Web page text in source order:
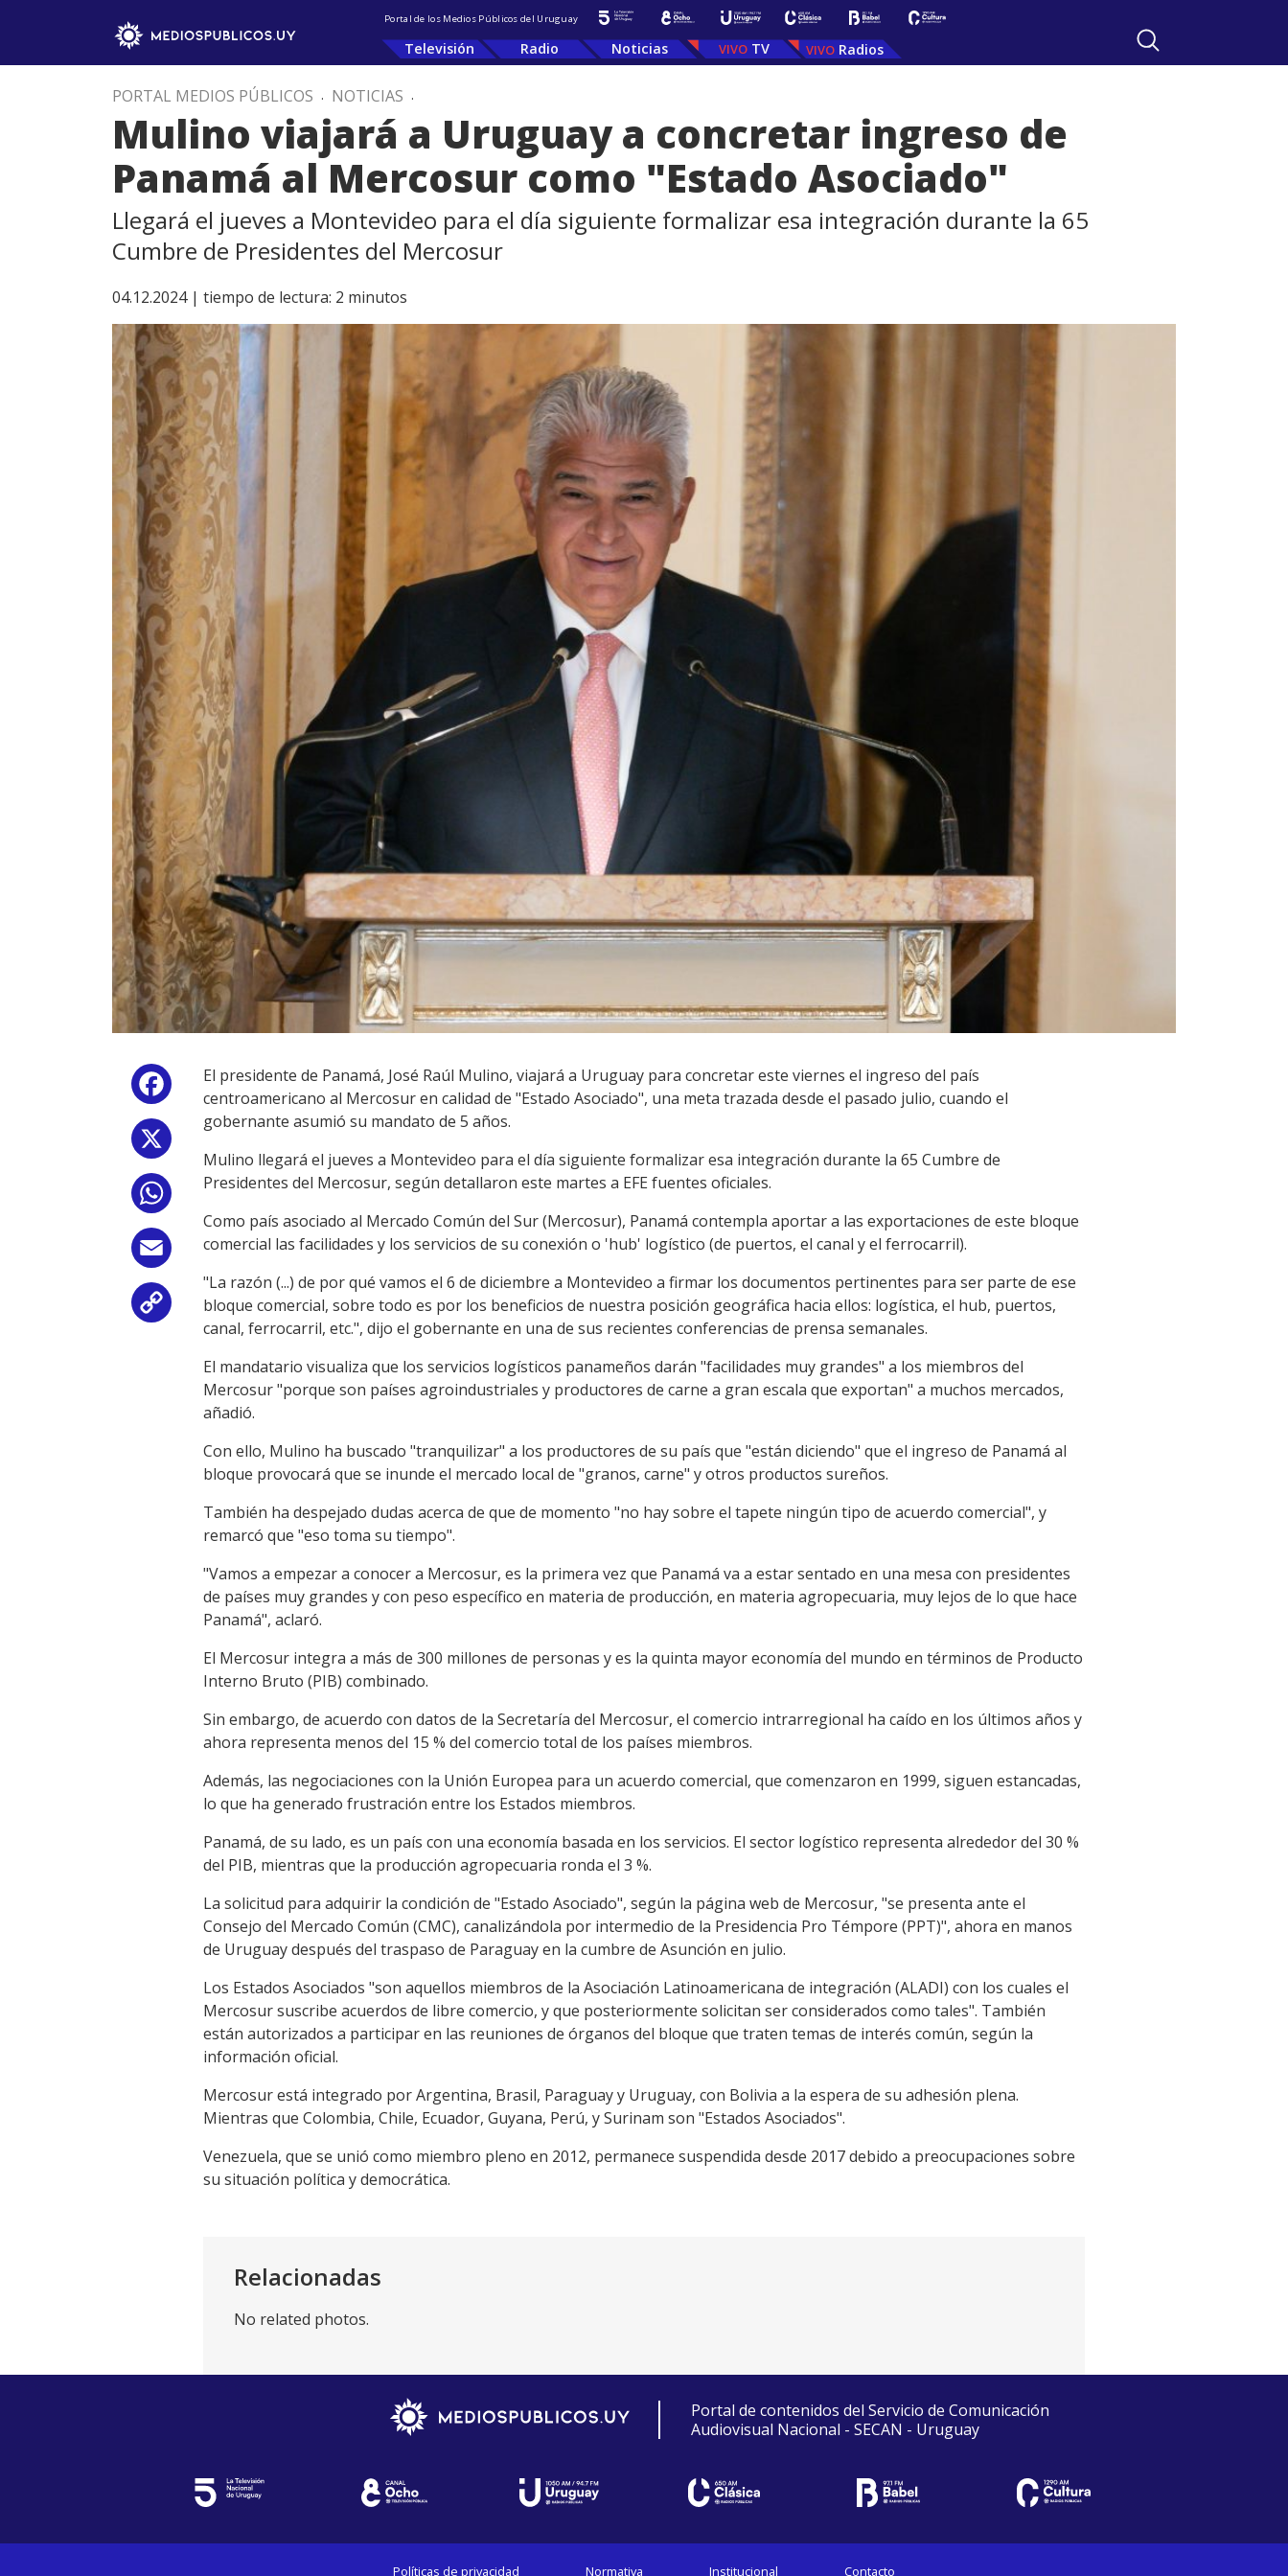
Portal de los Medios Públicos del Uruguay
Televisión Radio Noticias TV Radios
PORTAL MEDIOS PÚBLICOS . NOTICIAS .
Mulino viajará a Uruguay a concretar ingreso de
Panamá al Mercosur como "Estado Asociado"
Llegará el jueves a Montevideo para el día siguiente formalizar esa integración durante la 65
Cumbre de Presidentes del Mercosur
04.12.2024 | tiempo de lectura: 2 minutos
Facebook
Email
Copy
El presidente de Panamá, José Raúl Mulino, viajará a Uruguay para concretar este viernes el ingreso del país
centroamericano al Mercosur en calidad de "Estado Asociado", una meta trazada desde el pasado julio, cuando el
gobernante asumió su mandato de 5 años.
Mulino llegará el jueves a Montevideo para el día siguiente formalizar esa integración durante la 65 Cumbre de
Presidentes del Mercosur, según detallaron este martes a EFE fuentes oficiales.
Como país asociado al Mercado Común del Sur (Mercosur), Panamá contempla aportar a las exportaciones de este bloque
comercial las facilidades y los servicios de su conexión o 'hub' logístico (de puertos, el canal y el ferrocarril).
"La razón (...) de por qué vamos el 6 de diciembre a Montevideo a firmar los documentos pertinentes para ser parte de ese
bloque comercial, sobre todo es por los beneficios de nuestra posición geográfica hacia ellos: logística, el hub, puertos,
canal, ferrocarril, etc.", dijo el gobernante en una de sus recientes conferencias de prensa semanales.
El mandatario visualiza que los servicios logísticos panameños darán "facilidades muy grandes" a los miembros del
Mercosur "porque son países agroindustriales y productores de carne a gran escala que exportan" a muchos mercados,
añadió.
Con ello, Mulino ha buscado "tranquilizar" a los productores de su país que "están diciendo" que el ingreso de Panamá al
bloque provocará que se inunde el mercado local de "granos, carne" y otros productos sureños.
También ha despejado dudas acerca de que de momento "no hay sobre el tapete ningún tipo de acuerdo comercial", y
remarcó que "eso toma su tiempo".
"Vamos a empezar a conocer a Mercosur, es la primera vez que Panamá va a estar sentado en una mesa con presidentes
de países muy grandes y con peso específico en materia de producción, en materia agropecuaria, muy lejos de lo que hace
Panamá", aclaró.
El Mercosur integra a más de 300 millones de personas y es la quinta mayor economía del mundo en términos de Producto
Interno Bruto (PIB) combinado.
Sin embargo, de acuerdo con datos de la Secretaría del Mercosur, el comercio intrarregional ha caído en los últimos años y
ahora representa menos del 15 % del comercio total de los países miembros.
Además, las negociaciones con la Unión Europea para un acuerdo comercial, que comenzaron en 1999, siguen estancadas,
lo que ha generado frustración entre los Estados miembros.
Panamá, de su lado, es un país con una economía basada en los servicios. El sector logístico representa alrededor del 30 %
del PIB, mientras que la producción agropecuaria ronda el 3 %.
La solicitud para adquirir la condición de "Estado Asociado", según la página web de Mercosur, "se presenta ante el
Consejo del Mercado Común (CMC), canalizándola por intermedio de la Presidencia Pro Témpore (PPT)", ahora en manos
de Uruguay después del traspaso de Paraguay en la cumbre de Asunción en julio.
Los Estados Asociados "son aquellos miembros de la Asociación Latinoamericana de integración (ALADI) con los cuales el
Mercosur suscribe acuerdos de libre comercio, y que posteriormente solicitan ser considerados como tales". También
están autorizados a participar en las reuniones de órganos del bloque que traten temas de interés común, según la
información oficial.
Mercosur está integrado por Argentina, Brasil, Paraguay y Uruguay, con Bolivia a la espera de su adhesión plena.
Mientras que Colombia, Chile, Ecuador, Guyana, Perú, y Surinam son "Estados Asociados".
Venezuela, que se unió como miembro pleno en 2012, permanece suspendida desde 2017 debido a preocupaciones sobre
su situación política y democrática.
Relacionadas
No related photos.
Portal de contenidos del Servicio de Comunicación
Audiovisual Nacional - SECAN - Uruguay
Políticas de privacidad Normativa Institucional Contacto